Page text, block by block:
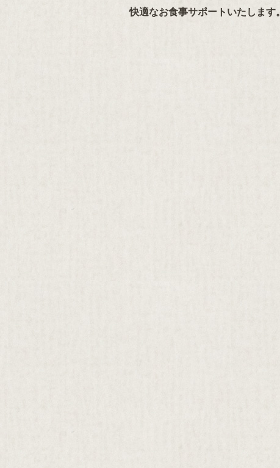
快適なお食事サポートいたします。